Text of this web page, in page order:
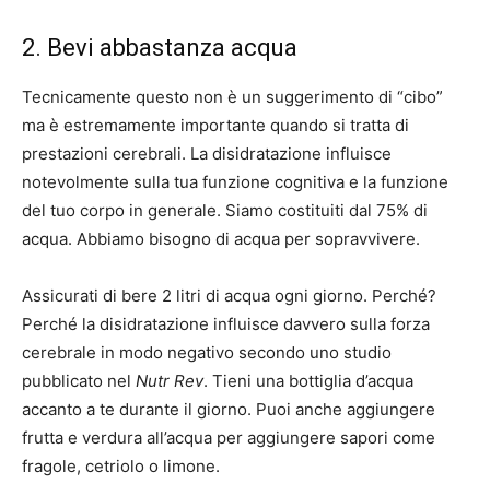
2. Bevi abbastanza acqua
Tecnicamente questo non è un suggerimento di “cibo”
ma è estremamente importante quando si tratta di
prestazioni cerebrali. La disidratazione influisce
notevolmente sulla tua funzione cognitiva e la funzione
del tuo corpo in generale. Siamo costituiti dal 75% di
acqua. Abbiamo bisogno di acqua per sopravvivere.
Assicurati di bere 2 litri di acqua ogni giorno. Perché?
Perché la disidratazione influisce davvero sulla forza
cerebrale in modo negativo secondo uno studio
pubblicato nel Nutr Rev. Tieni una bottiglia d’acqua
accanto a te durante il giorno. Puoi anche aggiungere
frutta e verdura all’acqua per aggiungere sapori come
fragole, cetriolo o limone.